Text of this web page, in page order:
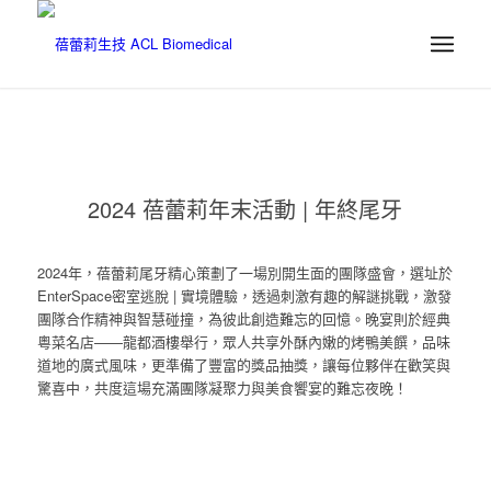
2024 蓓蕾莉年末活動 | 年終尾牙
2024年，蓓蕾莉尾牙精心策劃了一場別開生面的團隊盛會，選址於
EnterSpace密室逃脫 | 實境體驗，透過刺激有趣的解謎挑戰，激發
團隊合作精神與智慧碰撞，為彼此創造難忘的回憶。晚宴則於經典
粵菜名店——龍都酒樓舉行，眾人共享外酥內嫩的烤鴨美饌，品味
道地的廣式風味，更準備了豐富的獎品抽獎，讓每位夥伴在歡笑與
驚喜中，共度這場充滿團隊凝聚力與美食饗宴的難忘夜晚！